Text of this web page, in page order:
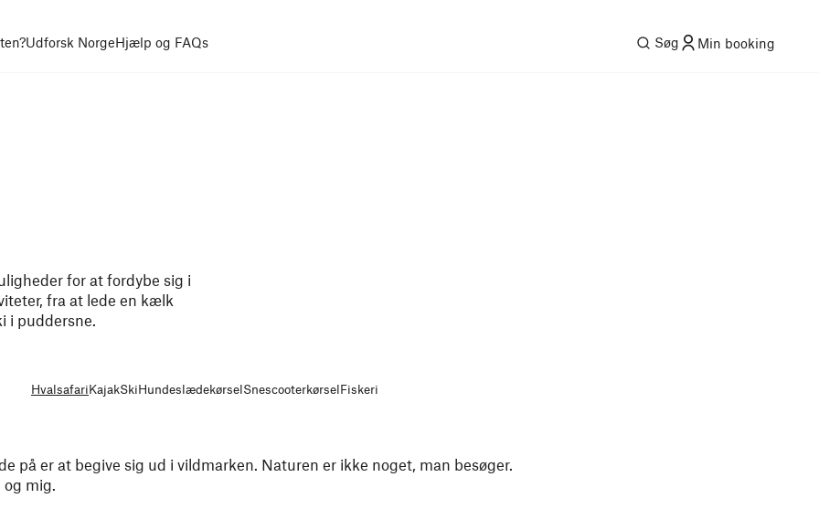
Udforsk NorgeHjælp og FAQs Søg Min booking
for at fordybe sig i
fra at lede en kælk
i puddersne.
HvalsafariKajakSkiHundeslædekørselSnescooterkørselFiskeri
på er at begive sig ud i vildmarken. Naturen er ikke noget, man besøger.
og mig.